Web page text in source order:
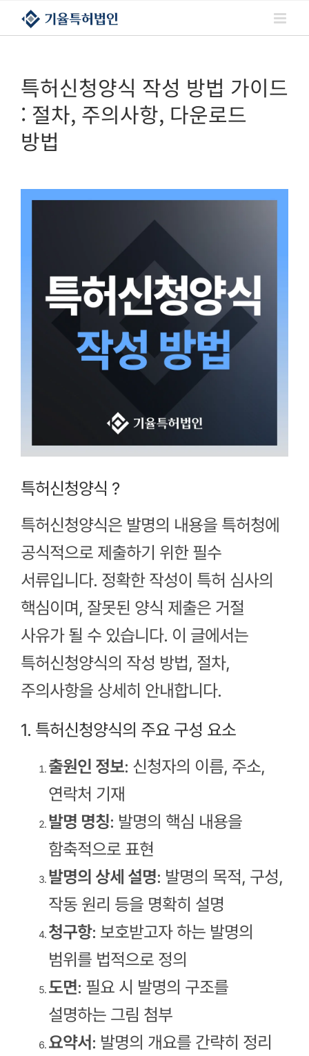
콘텐츠로
건너뛰기
특허신청양식 작성 방법 가이드
: 절차, 주의사항, 다운로드
방법
특허신청양식 ?
특허신청양식은 발명의 내용을 특허청에
공식적으로 제출하기 위한 필수
서류입니다. 정확한 작성이 특허 심사의
핵심이며, 잘못된 양식 제출은 거절
사유가 될 수 있습니다. 이 글에서는
특허신청양식의 작성 방법, 절차,
주의사항을 상세히 안내합니다.
1. 특허신청양식의 주요 구성 요소
출원인 정보: 신청자의 이름, 주소,
연락처 기재
발명 명칭: 발명의 핵심 내용을
함축적으로 표현
발명의 상세 설명: 발명의 목적, 구성,
작동 원리 등을 명확히 설명
청구항: 보호받고자 하는 발명의
범위를 법적으로 정의
도면: 필요 시 발명의 구조를
설명하는 그림 첨부
요약서 : 발명의 개요를 간략히 정리